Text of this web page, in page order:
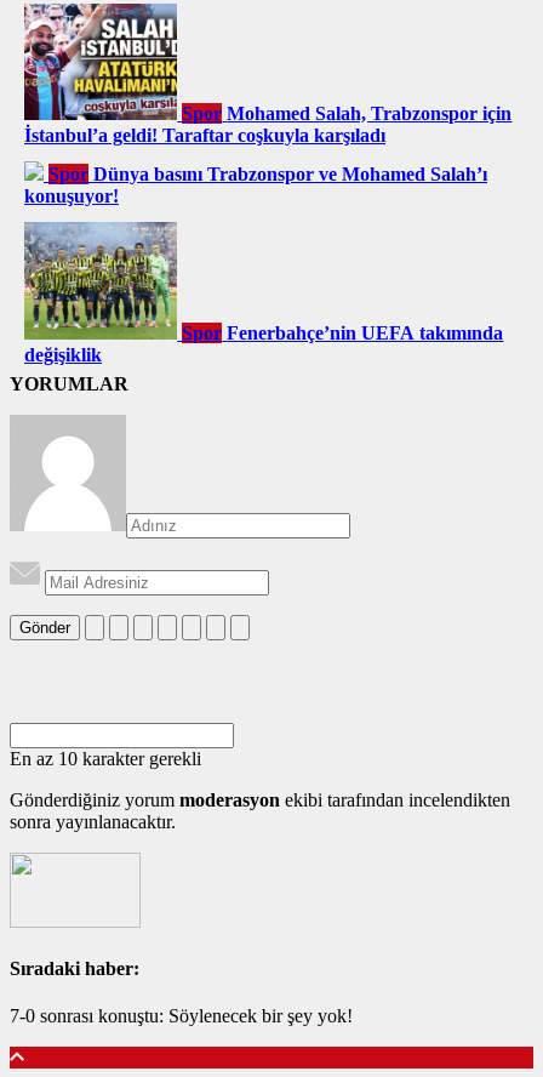
Spor Mohamed Salah, Trabzonspor için
İstanbul’a geldi! Taraftar coşkuyla karşıladı
Spor Dünya basını Trabzonspor ve Mohamed Salah’ı
konuşuyor!
Spor Fenerbahçe’nin UEFA takımında
değişiklik
YORUMLAR
Gönder
En az 10 karakter gerekli
Gönderdiğiniz yorum moderasyon ekibi tarafından incelendikten
sonra yayınlanacaktır.
Sıradaki haber:
7-0 sonrası konuştu: Söylenecek bir şey yok!